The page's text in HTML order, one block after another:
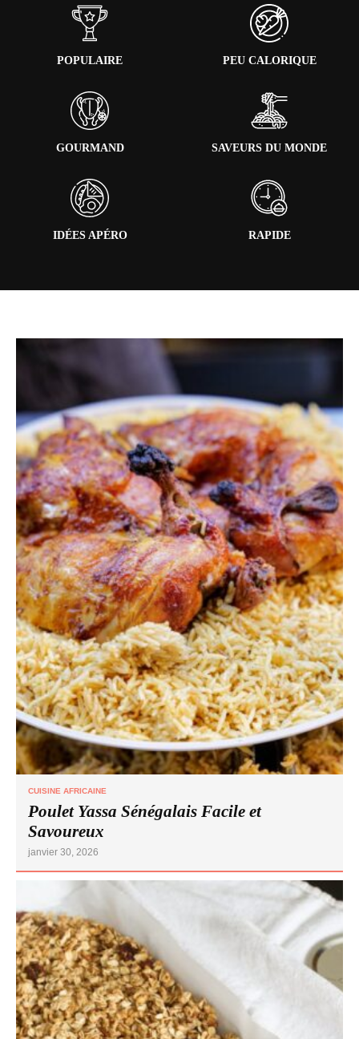
POPULAIRE PEU CALORIQUE
GOURMAND SAVEURS DU MONDE
IDÉES APÉRO RAPIDE
CUISINE AFRICAINE
Poulet Yassa Sénégalais Facile et
Savoureux
janvier 30, 2026